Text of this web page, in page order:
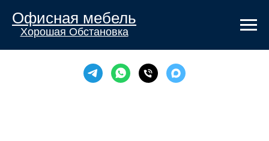
Офисная мебель
Хорошая Обстановка